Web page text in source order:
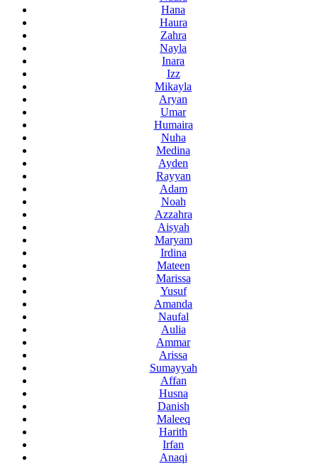
Hana
Haura
Zahra
Nayla
Inara
Izz
Mikayla
Aryan
Umar
Humaira
Nuha
Medina
Ayden
Rayyan
Adam
Noah
Azzahra
Aisyah
Maryam
Irdina
Mateen
Marissa
Yusuf
Amanda
Naufal
Aulia
Ammar
Arissa
Sumayyah
Affan
Husna
Danish
Maleeq
Harith
Irfan
Anaqi